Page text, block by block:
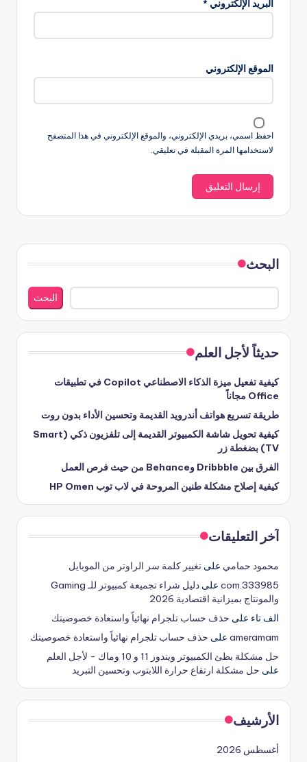
البريد الإلكتروني *
الموقع الإلكتروني
احفظ اسمي، بريدي الإلكتروني، والموقع الإلكتروني في هذا المتصفح
لاستخدامها المرة المقبلة في تعليقي.
البحث
البحث
حديثاً لأجل العلم
كيفية تفعيل ميزة الذكاء الاصطناعي Copilot في تطبيقات
Office مجاناً
طريقة تسريع هواتف أندرويد القديمة وتحسين الأداء بدون روت
كيفية تحويل شاشة الكمبيوتر القديمة إلى تلفزيون ذكي (Smart
TV) بضغطة زر
الفرق بين Dribbble وBehance من حيث فرص العمل
كيفية إصلاح مشكلة طنين المروحة في لاب توب HP Omen
آخر التعليقات
محمود حمامي على تغيير كلمة سر الراوتر من الموبايل
333985.com
على
دليل شراء تجميعة كمبيوتر للـ Gaming
والمونتاج بميزانية اقتصادية 2026
الف تاء على حذف حساب تلجرام نهائياً واستعادة خصوصيتك
ameramam على حذف حساب تلجرام نهائياً واستعادة خصوصيتك
حل مشكلة بطئ الكمبيوتر ويندوز 11 و 10 وماك - لأجل العلم
على حل مشكلة ارتفاع حرارة اللابتوب وتحسين التبريد
الأرشيف
أغسطس 2026